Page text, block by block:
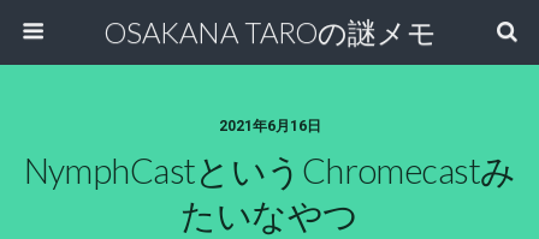
OSAKANA TAROの謎メモ
2021年6月16日
NymphCastというChromecastみ
たいなやつ